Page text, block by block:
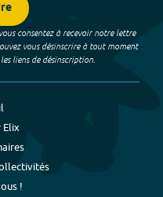
consentez à recevoir notre lettre
vous désinscrire à tout moment
liens de désinscription.
Elix
!